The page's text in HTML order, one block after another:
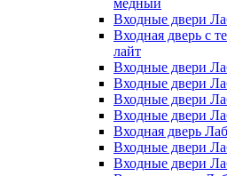
медный
Входные двери
Входная дверь с
лайт
Входные двери
Входные двери
Входные двери
Входные двери
Входная дверь
Входные двери
Входные двери